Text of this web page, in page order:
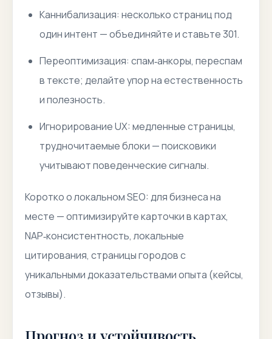
Каннибализация: несколько страниц под
один интент — объединяйте и ставьте 301.
Переоптимизация: спам‑анкоры, переспам
в тексте; делайте упор на естественность
и полезность.
Игнорирование UX: медленные страницы,
трудночитаемые блоки — поисковики
учитывают поведенческие сигналы.
Коротко о локальном SEO: для бизнеса на
месте — оптимизируйте карточки в картах,
NAP‑консистентность, локальные
цитирования, страницы городов с
уникальными доказательствами опыта (кейсы,
отзывы).